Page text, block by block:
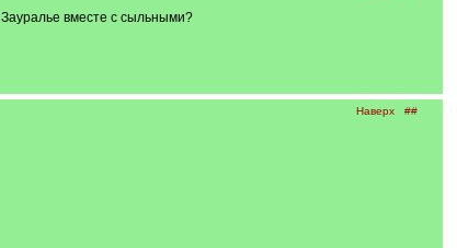
вместе с сыльными?
Наверх ##